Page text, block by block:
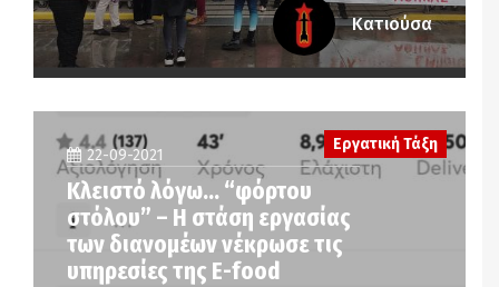
Κατιούσα
Εργατική Τάξη
22-09-2021
Κλειστό λόγω… “φόρτου
στόλου” – Η στάση εργασίας
των διανομέων νέκρωσε τις
υπηρεσίες της E-food